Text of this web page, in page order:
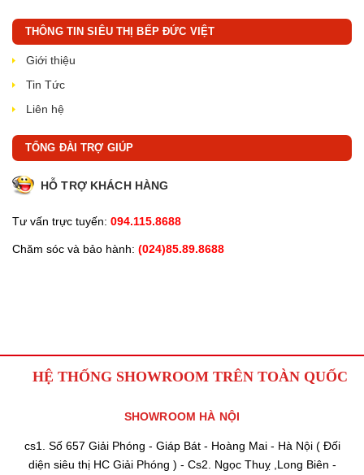
THÔNG TIN SIÊU THỊ BẾP ĐỨC VIỆT
Giới thiệu
Tin Tức
Liên hệ
TỔNG ĐÀI TRỢ GIÚP
HỖ TRỢ KHÁCH HÀNG
Tư vấn trực tuyến: 094.115.8688
Chăm sóc và bảo hành: (024)85.89.8688
HỆ THỐNG SHOWROOM TRÊN TOÀN QUỐC
SHOWROOM HÀ NỘI
cs1. Số 657 Giải Phóng - Giáp Bát - Hoàng Mai - Hà Nội ( Đối
diện siêu thị HC Giải Phóng ) - Cs2. Ngọc Thuỵ ,Long Biên -